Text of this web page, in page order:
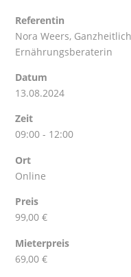
Referentin
Nora Weers,
Ernährungsberaterin
Datum
13.08.2024
Zeit
09:00 - 12:00
Ort
Online
Preis
99,00 €
Mieterpreis
69,00 €